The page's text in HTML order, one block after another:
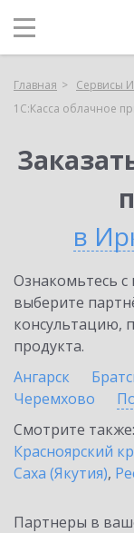
Главная Сервисы
1С:Касса облачное
в
Ознакомьтесь
выберите
консультацию,
продукта.
Ангарск
Черемхово
Смотрите также:
Красноярский
Саха (Якутия),
Партнеры в